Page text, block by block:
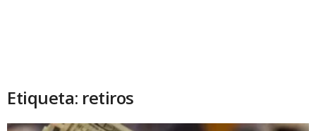
Etiqueta: retiros